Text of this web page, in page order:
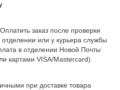
заказ после проверки
или у курьера службы
в отделении Новой Почты
картами VISA/Mastercard).
при доставке товара